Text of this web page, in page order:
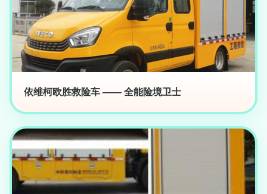
依维柯欧胜救险车 —— 全能险境卫士